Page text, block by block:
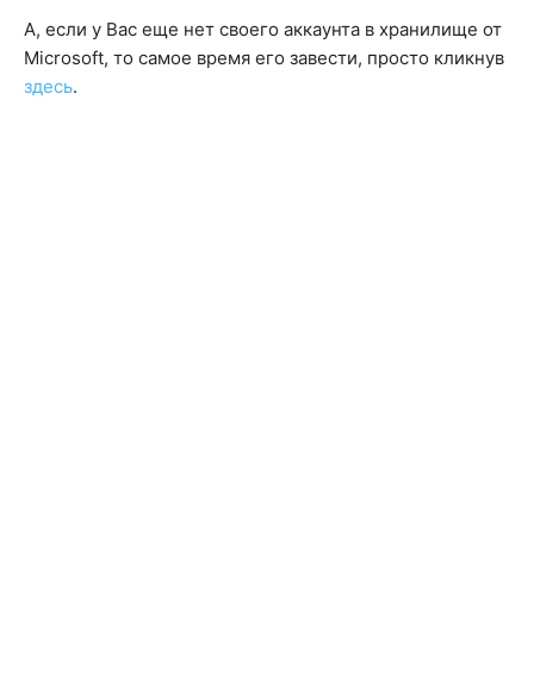
А, если у Вас еще нет своего аккаунта в хранилище от
Microsoft, то самое время его завести, просто кликнув
здесь.